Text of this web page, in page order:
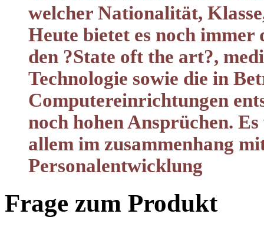
welcher Nationalität,
Heute bietet es noch
den ?State oft the art?,
Technologie sowie die in
Computereinrichtungen
noch hohen Ansprüchen.
allem im zusammenhang
Personalentwicklung
Frage zum Produkt